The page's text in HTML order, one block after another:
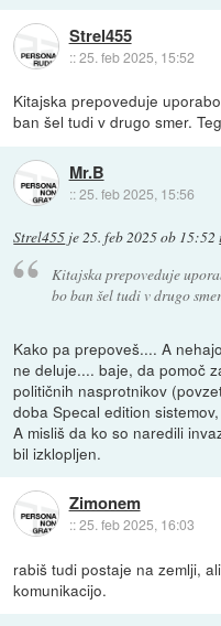
Strel455
::25. feb 2025, 15:52
Kitajska prepoveduje
ban šel tudi v drugo smer.
Mr.B
::25. feb 2025, 15:56
Strel455 je25. feb 2025 ob 15:52
Kitajska prepoveduje
bo ban šel tudi v drugo
Kako pa prepoveš.... A
ne deluje.... baje, da pomoč
političnih nasprotnikov
doba Specal edition
A misliš da ko so naredili
bil izklopljen.
Zimonem
::25. feb 2025, 16:03
rabiš tudi postaje na zemlji,
komunikacijo.